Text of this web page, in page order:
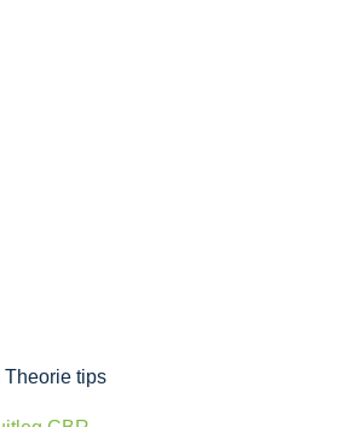
Theorie tips